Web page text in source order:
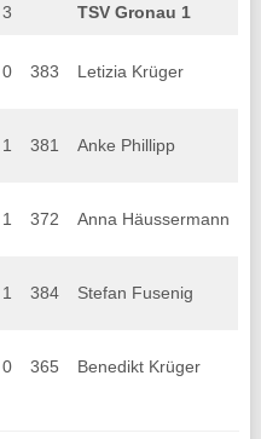
3 TSV Gronau 1
0 383 Letizia Krüger
1 381 Anke Phillipp
1 372 Anna Häussermann
1 384 Stefan Fusenig
0 365 Benedikt Krüger